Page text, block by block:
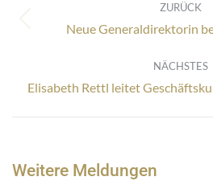
ZURÜCK
Neue Generaldirektorin
NÄCHSTES
Elisabeth Rettl leitet
Weitere Meldungen